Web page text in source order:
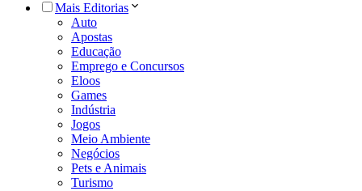
Mais Editorias
Auto
Apostas
Educação
Emprego e Concursos
Eloos
Games
Indústria
Jogos
Meio Ambiente
Negócios
Pets e Animais
Turismo